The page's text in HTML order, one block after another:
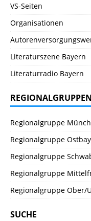
VS-Seiten
Organisationen
Literaturszene Bayern
Literaturradio Bayern
REGIONALGRUPPEN
Regionalgruppe
Regionalgruppe
Regionalgruppe
Regionalgruppe
Regionalgruppe Ober/
SUCHE